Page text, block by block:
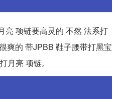
亮 项链要高灵的 不然 法系打
爽的 带JPBB 鞋子腰带打黑宝
月亮 项链。